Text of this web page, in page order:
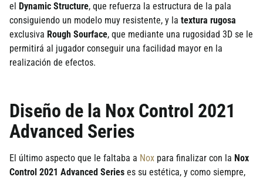
el
Dynamic Structure, que refuerza la estructura de la pala
consiguiendo un modelo muy resistente, y la textura rugosa
exclusiva Rough Sourface, que mediante una rugosidad 3D se le
permitirá al jugador conseguir una facilidad mayor en la
realización de efectos.
Diseño de la Nox Control 2021
Advanced Series
El último aspecto que le faltaba a Nox para finalizar con la Nox
Control 2021 Advanced Series es su estética, y como siempre,